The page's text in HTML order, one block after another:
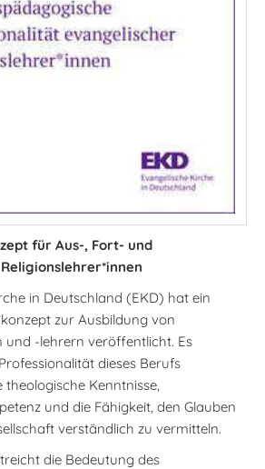
für Aus-, Fort- und
in Deutschland (EKD) hat ein
zur Ausbildung von
und -lehrern veröffentlicht. Es
dieses Berufs
Kenntnisse,
und die Fähigkeit, den Glauben
verständlich zu vermitteln.
die Bedeutung des